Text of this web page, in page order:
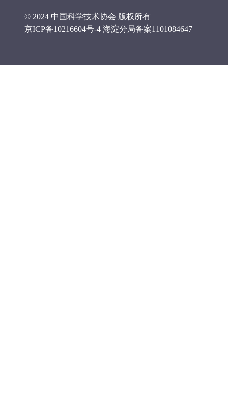
© 2024 中国科学技术协会 版权所有
京ICP备10216604号-4 海淀分局备案1101084647